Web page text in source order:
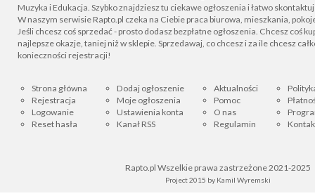
Muzyka i Edukacja. Szybko znajdziesz tu ciekawe ogłoszenia i łatwo
W naszym serwisie Rapto.pl czeka na Ciebie praca biurowa, mieszkania,
Jeśli chcesz coś sprzedać - prosto dodasz bezpłatne ogłoszenia. Chcesz coś
najlepsze okazje, taniej niż w sklepie. Sprzedawaj, co chcesz i za ile chcesz
konieczności rejestracji!
Strona główna
Rejestracja
Logowanie
Reset hasła
Dodaj ogłoszenie
Moje ogłoszenia
Ustawienia konta
Kanał RSS
Aktualności
Pomoc
O nas
Regulamin
Rapto.pl Wszelkie prawa zastrzeżone 2021-2025
Project 2015 by Kamil Wyremski